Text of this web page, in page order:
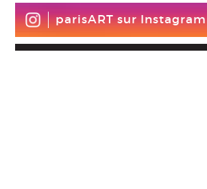
parisART sur Instagram